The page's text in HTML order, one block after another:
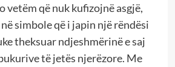
vetëm që nuk kufizojnë asgjë,
simbole që i japin një rëndësi
theksuar ndjeshmërinë e saj
të jetës njerëzore. Me